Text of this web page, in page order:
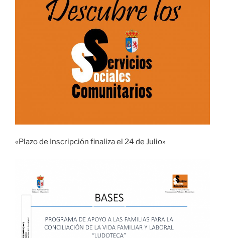
«Plazo de Inscripción finaliza el 24 de Julio»